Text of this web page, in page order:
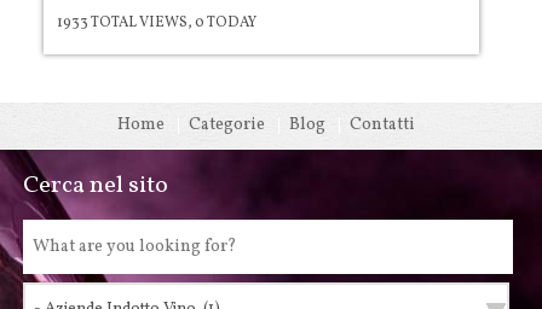
1933 TOTAL VIEWS, 0 TODAY
Home Categorie Blog Contatti
Cerca nel sito